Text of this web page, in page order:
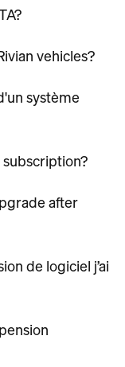
vehicles?
système
after
de logiciel j’ai